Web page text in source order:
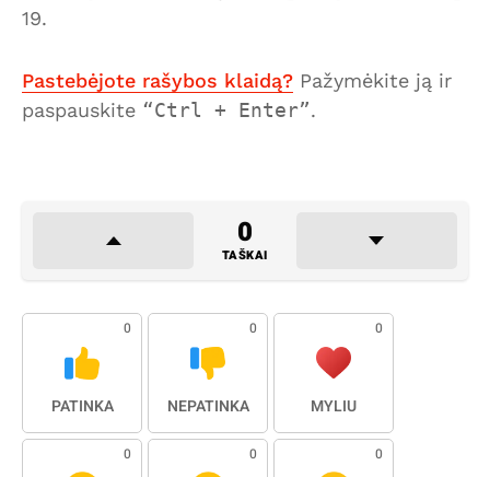
19.
Pastebėjote rašybos klaidą? Pažymėkite ją ir
paspauskite
Ctrl + Enter .
0
TAŠKAI
0
PATINKA
0
NEPATINKA
0
MYLIU
0 0 0